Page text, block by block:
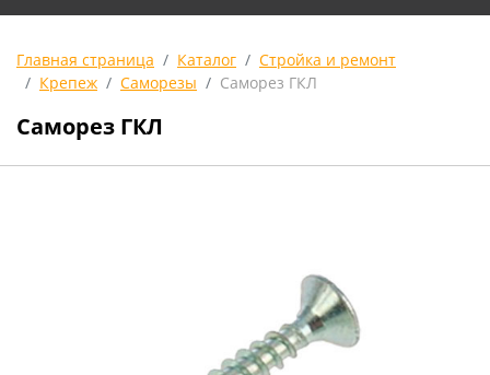
Главная страница Каталог
Стройка и ремонт
Крепеж
Саморезы Саморез ГКЛ
Саморез ГКЛ